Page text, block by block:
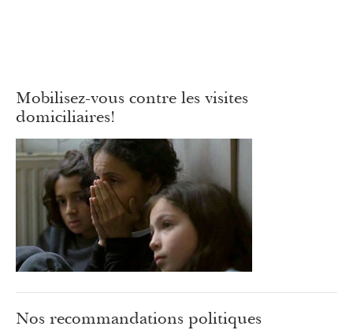
Mobilisez-vous contre les visites
domiciliaires!
Nos recommandations politiques